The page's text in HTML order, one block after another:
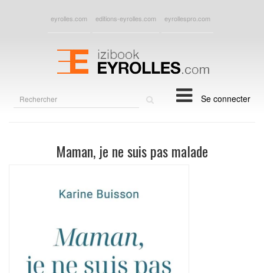
eyrolles.com editions-eyrolles.com eyrollespro.com
Se connecter
Maman, je ne suis pas malade